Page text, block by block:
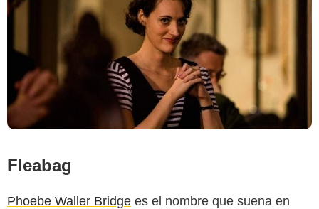
Fleabag
Phoebe Waller Bridge es el nombre que suena en